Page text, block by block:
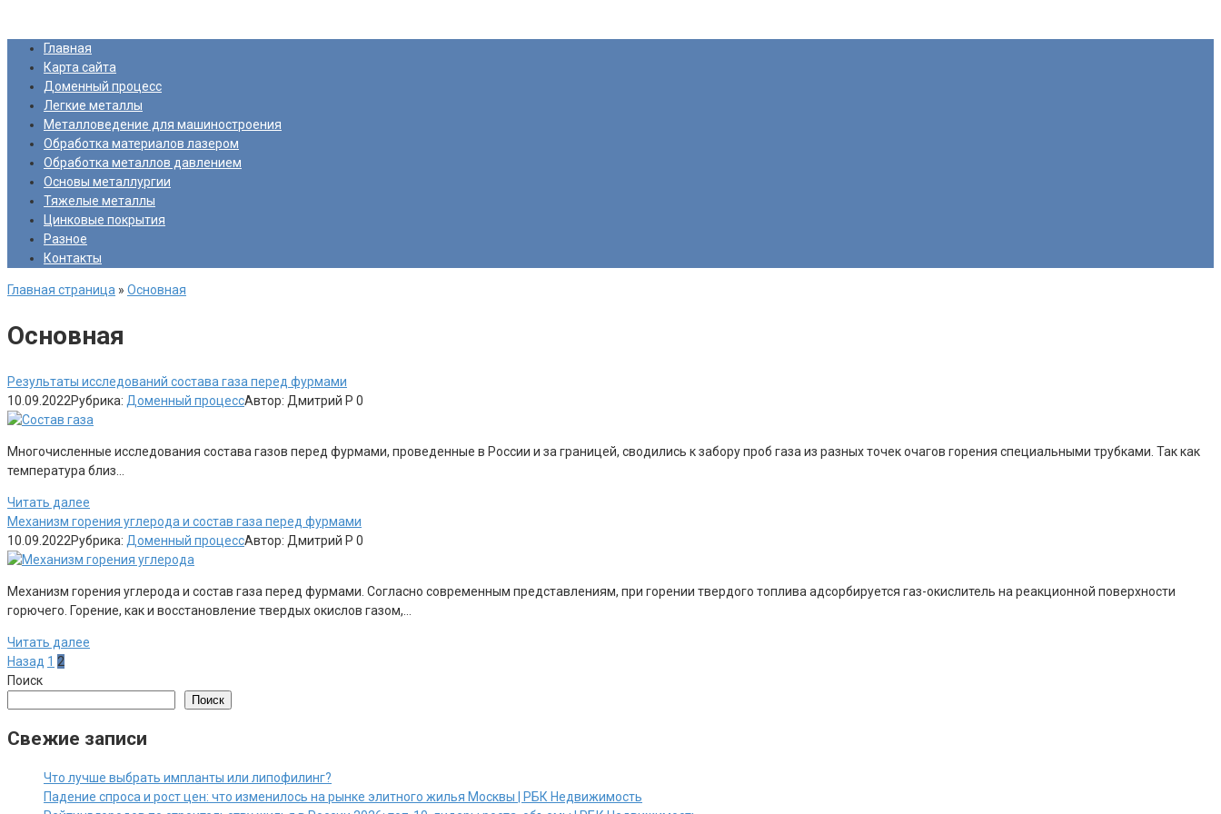
контентуГлавная
Карта сайта
Доменный процесс
Легкие металлы
Металловедение для машиностроения
Обработка материалов лазером
Обработка металлов давлением
Основы металлургии
Тяжелые металлы
Цинковые покрытия
Разное
Контакты
Главная страница » Основная
Основная
Результаты исследований состава газа перед фурмами
10.09.2022Рубрика: Доменный процессАвтор: Дмитрий Р 0
Многочисленные исследования состава газов перед фурмами, проведенные в России и за границей, сводились к забору проб газа из разных точек очагов горения специальными трубками. Так как
температура близ…
Читать далее
Механизм горения углерода и состав газа перед фурмами
10.09.2022Рубрика: Доменный процессАвтор: Дмитрий Р 0
Механизм горения углерода и состав газа перед фурмами. Согласно современным представлениям, при горении твердого топлива адсорбируется газ-окислитель на реакционной поверхности
горючего. Горение, как и восстановление твердых окислов газом,…
Читать далее
Пагинация
записей
Назад 1 2
Поиск
Поиск
Свежие записи
Что лучше выбрать импланты или липофилинг?
Падение спроса и рост цен: что изменилось на рынке элитного жилья Москвы | РБК Недвижимость